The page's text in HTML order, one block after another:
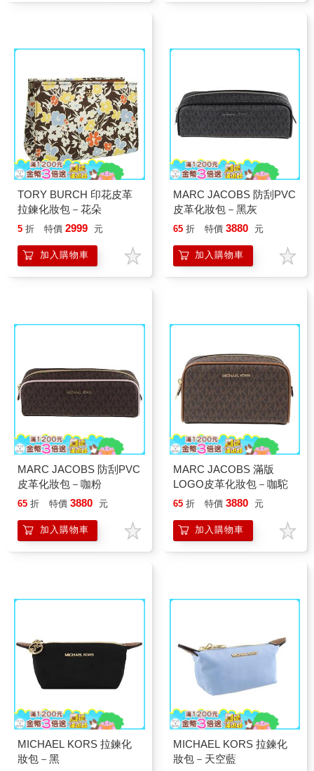
TORY BURCH 印花皮革
拉鍊化妝包－花朵
5 折 特價 2999 元
加入購物車
MARC JACOBS 防刮PVC
皮革化妝包－黑灰
65 折 特價 3880 元
加入購物車
MARC JACOBS 防刮PVC
皮革化妝包－咖粉
65 折 特價 3880 元
加入購物車
MARC JACOBS 滿版
LOGO皮革化妝包－咖駝
65 折 特價 3880 元
加入購物車
MICHAEL KORS 拉鍊化
妝包－黑
MICHAEL KORS 拉鍊化
妝包－天空藍